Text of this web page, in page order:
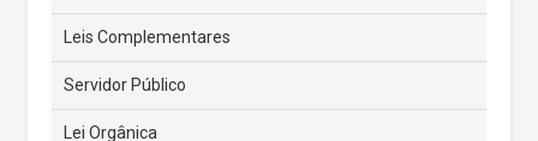
Leis Complementares
Servidor Público
Lei Orgânica